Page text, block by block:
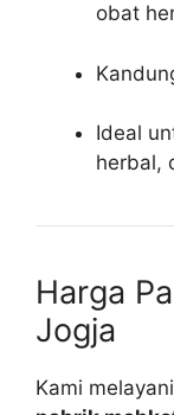
obat
Ideal
herbal,
Harga
Jogja
Kami